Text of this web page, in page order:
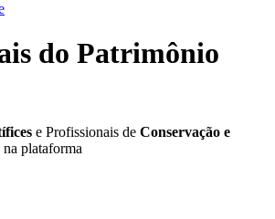
do Patrimônio
e Profissionais de Conservação e
na plataforma